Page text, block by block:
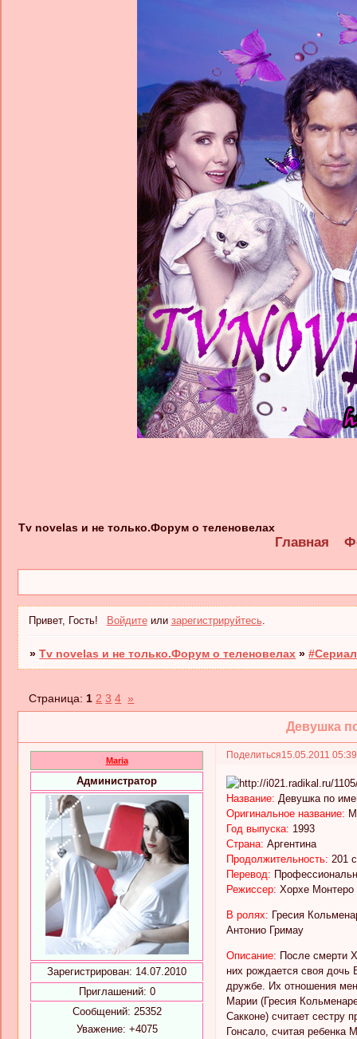
Tv novelas и не только.Форум о теленовелах
Главная
Привет, Гость! Войдитеили зарегистрируйтесь.
»Tv novelas и не только.Форум о теленовелах »
Девушка
Страница:1 2 3 4 »
Поделиться15.05.2011
Maria
Администратор
Зарегистрирован: 14.07.2010
Приглашений: 0
Сообщений: 25352
Уважение: +4075
Название: Девушка по
Оригинальное название:
Год выпуска: 1993
Страна: Аргентина
Продолжительность: 201
Перевод:
Режиссер: Хорхе Монтеро
В ролях: Гресия
Антонио Гримау
Описание: После смерти
них рождается своя дочь
дружбе. Их отношения
Марии (Гресия
Сакконе) считает сестру
Гонсало, считая